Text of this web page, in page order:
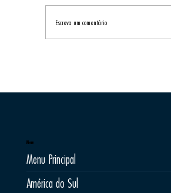
Desenvolver o
Escreva um comentário
Menu
Menu Principal
América do Sul